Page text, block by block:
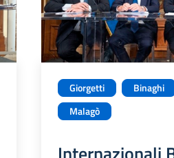
Giorgetti
Binaghi
Malagò